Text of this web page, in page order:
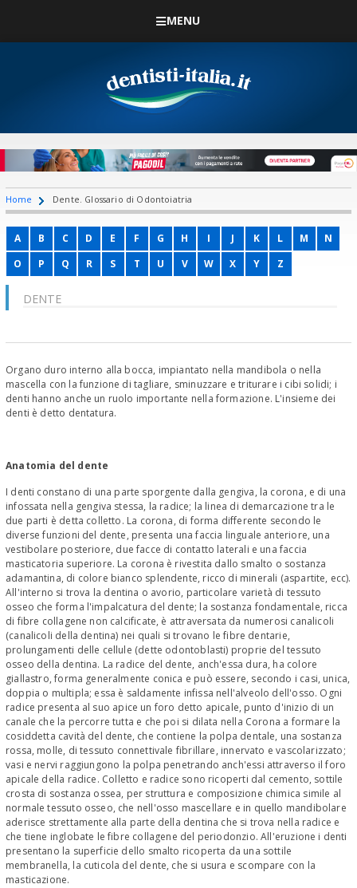
MENU
Home Dente. Glossario di Odontoiatria
A B C D E F G H I J K L M
N
O
P Q R S T U V W X Y Z
DENTE
Organo duro interno alla bocca, impiantato nella mandibola o nella
mascella con la funzione di tagliare, sminuzzare e triturare i cibi solidi; i
denti hanno anche un ruolo importante nella formazione. L'insieme dei
denti è detto dentatura.
Anatomia del dente
I denti constano di una parte sporgente dalla gengiva, la corona, e di una
infossata nella gengiva stessa, la radice; la linea di demarcazione tra le
due parti è detta colletto. La corona, di forma differente secondo le
diverse funzioni del dente, presenta una faccia linguale anteriore, una
vestibolare posteriore, due facce di contatto laterali e una faccia
masticatoria superiore. La corona è rivestita dallo smalto o sostanza
adamantina, di colore bianco splendente, ricco di minerali (aspartite, ecc).
All'interno si trova la dentina o avorio, particolare varietà di tessuto
osseo che forma l'impalcatura del dente; la sostanza fondamentale, ricca
di fibre collagene non calcificate, è attraversata da numerosi canalicoli
(canalicoli della dentina) nei quali si trovano le fibre dentarie,
prolungamenti delle cellule (dette odontoblasti) proprie del tessuto
osseo della dentina. La radice del dente, anch'essa dura, ha colore
giallastro, forma generalmente conica e può essere, secondo i casi, unica,
doppia o multipla; essa è saldamente infissa nell'alveolo dell'osso. Ogni
radice presenta al suo apice un foro detto apicale, punto d'inizio di un
canale che la percorre tutta e che poi si dilata nella Corona a formare la
cosiddetta cavità del dente, che contiene la polpa dentale, una sostanza
rossa, molle, di tessuto connettivale fibrillare, innervato e vascolarizzato;
vasi e nervi raggiungono la polpa penetrando anch'essi attraverso il foro
apicale della radice. Colletto e radice sono ricoperti dal cemento, sottile
crosta di sostanza ossea, per struttura e composizione chimica simile al
normale tessuto osseo, che nell'osso mascellare e in quello mandibolare
aderisce strettamente alla parte della dentina che si trova nella radice e
che tiene inglobate le fibre collagene del periodonzio. All'eruzione i denti
presentano la superficie dello smalto ricoperta da una sottile
membranella, la cuticola del dente, che si usura e scompare con la
masticazione.